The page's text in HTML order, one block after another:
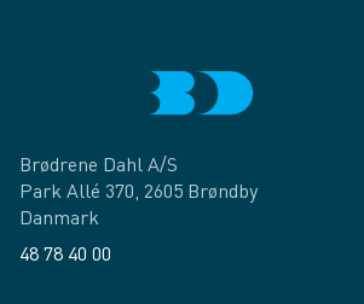
Brødrene Dahl A/S
Park Allé 370, 2605 Brøndby
Danmark
48 78 40 00